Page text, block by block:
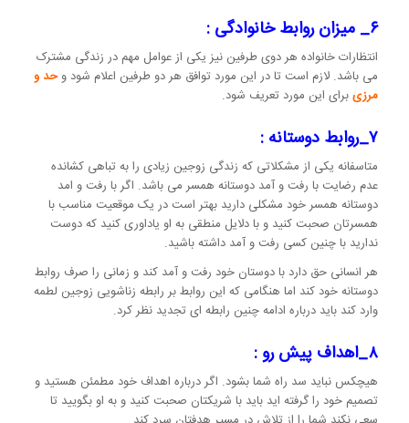
۶_ میزان روابط خانوادگی :
انتظارات خانواده هر دوی طرفین نیز یکی از عوامل مهم در زندگی مشترک
می باشد. لازم است تا در این مورد توافق هر دو طرفین اعلام شود وحد و
مرزیبرای این مورد تعریف شود.
۷_روابط دوستانه :
متاسفانه یکی از مشکلاتی که زندگی زوجین زیادی را به تباهی کشانده
عدم رضایت با رفت و آمد دوستانه همسر می باشد. اگر با رفت و امد
دوستانه همسر خود مشکلی دارید بهتر است در یک موقعیت مناسب با
همسرتان صحبت کنید و با دلایل منطقی به او یاداوری کنید که دوست
ندارید با چنین کسی رفت و آمد داشته باشید.
هر انسانی حق دارد با دوستان خود رفت و آمد کند و زمانی را صرف روابط
دوستانه خود کند اما هنگامی که این روابط بر رابطه زناشویی زوجین لطمه
وارد کند باید درباره ادامه چنین رابطه ای تجدید نظر کرد.
۸_اهداف پیش رو :
هیچکس نباید سد راه شما بشود. اگر درباره اهداف خود مطمئن هستید و
تصمیم خود را گرفته اید باید با شریکتان صحبت کنید و به او بگویید تا